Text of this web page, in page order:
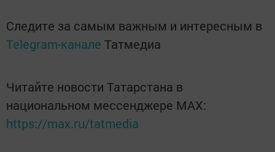
Следите за самым важным и интересным в
Telegram-канале Татмедиа
Читайте новости Татарстана в
национальном мессенджере MАХ:
https://max.ru/tatmedia